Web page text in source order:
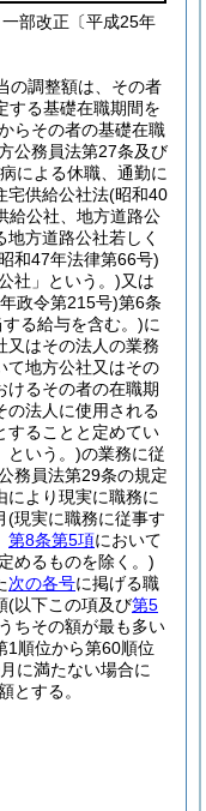
部改正〔平成25年
の調整額は、その者
する基礎在職期間を
らその者の基礎在職
公務員法第27条及び
による休職、通勤に
宅供給公社法(昭和40
給公社、地方道路公
地方道路公社若しく
和47年法律第66号)
社」という。)又は
政令第215号)第6条
る給与を含む。)に
又はその法人の業務
て地方公社又はその
けるその者の在職期
の法人に使用される
することと定めてい
という。)の業務に従
公務員法第29条の規定
により現実に職務に
(現実に職務に従事す
第8条第5項において
めるものを除く。)
次の各号に掲げる職
(以下この項及び第5
ちその額が最も多い
1順位から第60順位
に満たない場合に
とする。